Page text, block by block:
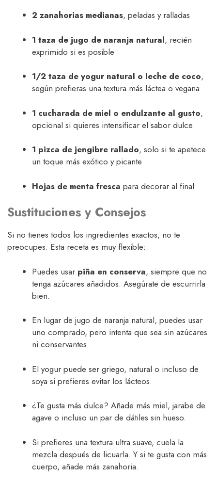
2 zanahorias medianas, peladas y ralladas
1 taza de jugo de naranja natural, recién
exprimido si es posible
1/2 taza de yogur natural o leche de coco,
según prefieras una textura más láctea o vegana
1 cucharada de miel o endulzante al gusto,
opcional si quieres intensificar el sabor dulce
1 pizca de jengibre rallado, solo si te apetece
un toque más exótico y picante
Hojas de menta fresca para decorar al final
Sustituciones y Consejos
Si no tienes todos los ingredientes exactos, no te
preocupes. Esta receta es muy flexible:
Puedes usar piña en conserva, siempre que no
tenga azúcares añadidos. Asegúrate de escurrirla
bien.
En lugar de jugo de naranja natural, puedes usar
uno comprado, pero intenta que sea sin azúcares
ni conservantes.
El yogur puede ser griego, natural o incluso de
soya si prefieres evitar los lácteos.
¿Te gusta más dulce? Añade más miel, jarabe de
agave o incluso un par de dátiles sin hueso.
Si prefieres una textura ultra suave, cuela la
mezcla después de licuarla. Y si te gusta con más
cuerpo, añade más zanahoria.